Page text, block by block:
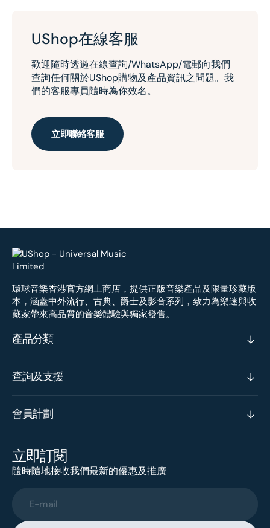
UShop在線客服
歡迎隨時透過在線查詢/WhatsApp/電郵向我們
查詢任何關於UShop購物及產品資訊之問題。我
們的客服專員隨時為你效名。
立即聯絡客服
環球音樂香港官方網上商店，提供正版音樂產品及限量珍藏版
本，涵蓋中外流行、古典、爵士及影音系列，致力為樂迷與收
藏家帶來高品質的音樂體驗與獨家發售。
產品分類
查詢及支援
會員計劃
立即訂閱
隨時隨地接收我們最新的優惠及推廣
E-mail